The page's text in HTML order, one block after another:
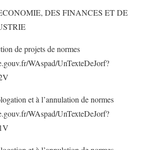
DES FINANCES ET DE
de projets de normes
WAspad/UnTexteDeJorf?
et à l’annulation de normes
WAspad/UnTexteDeJorf?